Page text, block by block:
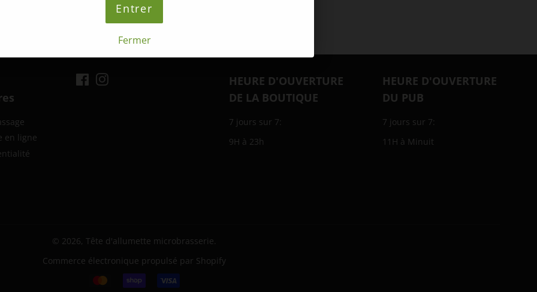
en ligne
Facebook
HEURE D'OUVERTURE
DE LA BOUTIQUE
7 jours sur 7:
9H à 23h
HEURE D'OUVERTURE
DU PUB
7 jours sur 7:
11H à Minuit
© 2026, Tête d'allumette microbrasserie.
Commerce électronique propulsé par Shopify
Icônes
Entrer
Fermer